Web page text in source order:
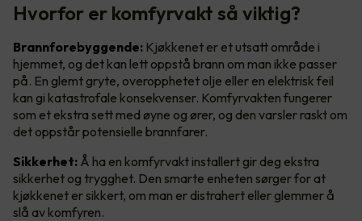
Hvorfor er komfyrvakt så viktig?
Brannforebyggende: Kjøkkenet er et utsatt område i
hjemmet, og det kan lett oppstå brann om man ikke passer
på. En glemt gryte, overopphetet olje eller en elektrisk feil
kan gi katastrofale konsekvenser. Komfyrvakten fungerer
som et ekstra sett med øyne og ører, og den varsler raskt om
det oppstår potensielle brannfarer.
Sikkerhet: Å ha en komfyrvakt installert gir deg ekstra
sikkerhet og trygghet. Den smarte enheten sørger for at
kjøkkenet er sikkert, om man er distrahert eller glemmer å
slå av komfyren.